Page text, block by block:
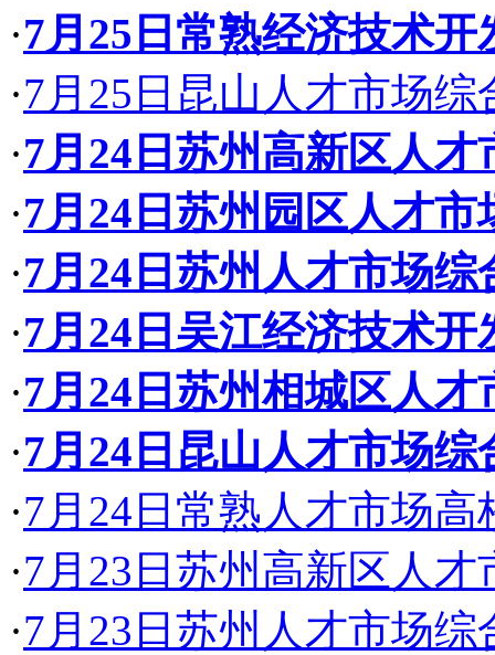
·7月25日常熟经济技术开
·7月25日昆山人才市场综
·7月24日苏州高新区人才
·7月24日苏州园区人才市
·7月24日苏州人才市场综
·7月24日吴江经济技术开
·7月24日苏州相城区人才
·7月24日昆山人才市场综
·7月24日常熟人才市场高
·7月23日苏州高新区人才
·7月23日苏州人才市场综